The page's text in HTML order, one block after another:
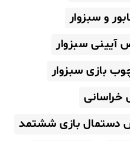
و سبزوار
آیینی سبزوار
بازی سبزوار
خراسانی
دستمال بازی ششتمد